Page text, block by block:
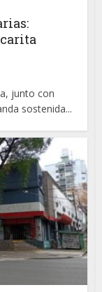
junto con
sostenida...